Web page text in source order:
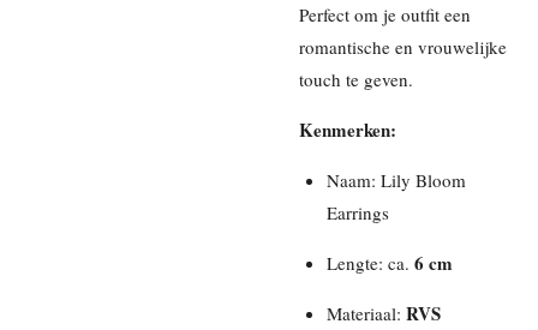
Perfect om je outfit een
romantische en vrouwelijke
touch te geven.
Kenmerken:
Naam: Lily Bloom
Earrings
Lengte: ca. 6 cm
Materiaal: RVS